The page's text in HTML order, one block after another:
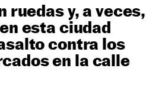
ruedas y, a veces,
esta ciudad
contra los
en la calle